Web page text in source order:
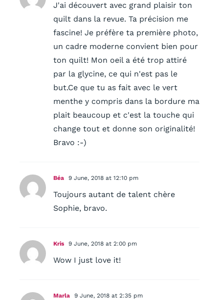
J'ai découvert avec grand plaisir ton
quilt dans la revue. Ta précision me
fascine! Je préfère ta première photo,
un cadre moderne convient bien pour
ton quilt! Mon oeil a été trop attiré
par la glycine, ce qui n'est pas le
but.Ce que tu as fait avec le vert
menthe y compris dans la bordure ma
plait beaucoup et c'est la touche qui
change tout et donne son originalité!
Bravo :-)
Béa 9 June, 2018 at 12:10 pm
Toujours autant de talent chère
Sophie, bravo.
Kris 9 June, 2018 at 2:00 pm
Wow I just love it!
Marla 9 June, 2018 at 2:35 pm